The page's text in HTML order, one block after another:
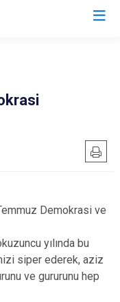
Demokrasi ve
yılında bu
siper ederek, aziz
ve gururunu hep